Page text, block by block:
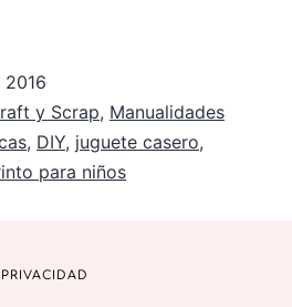
2016
y Scrap, Manualidades
, DIY, juguete casero,
para niños
PRIVACIDAD